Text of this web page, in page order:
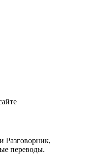
Разговорник,
переводы.